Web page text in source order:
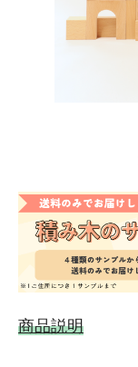
商品説明